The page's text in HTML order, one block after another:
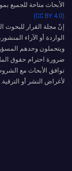
الأبحاث متاحة للجميع
(CC BY 4.0)
إنّ مجلة القرار للبحوث
الواردة أو الآراء
ويتحملون وحدهم
ضرورة احترام حقوق
توافق الأبحاث مع
لأغراض النشر أو الترقية.